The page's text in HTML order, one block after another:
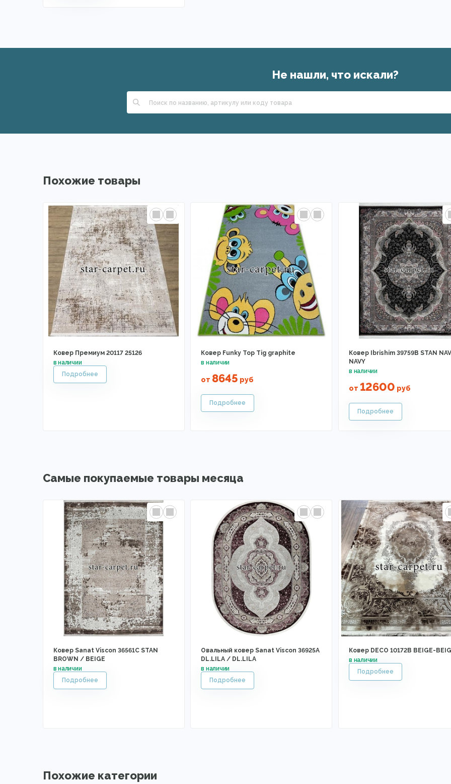
Не нашли, что искали?
Похожие товары
Ковер Премиум 20117 25126 Ковер Funky Top Tig graphite
от 8645 руб
Ковер Ibrishim 39759B STAN
NAVY
от 12600 руб
Самые покупаемые товары месяца
Ковер Sanat Viscon 36561C STAN
BROWN / BEIGE
Овальный ковер Sanat Viscon 36925A
DL.LILA / DL.LILA
Ковер DECO 10172B BEIGE-
Похожие категории